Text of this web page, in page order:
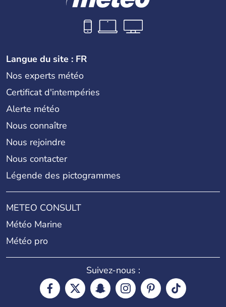
Langue du site : FR
Nos experts météo
Certificat d'intempéries
Alerte météo
Nous connaître
Nous rejoindre
Nous contacter
Légende des pictogrammes
METEO CONSULT
Météo Marine
Météo pro
Suivez-nous :